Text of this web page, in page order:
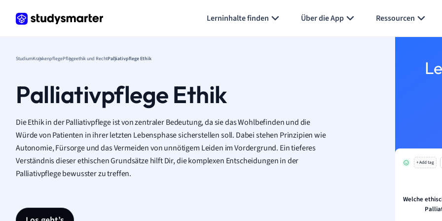
Lerninhalte finden Über die App Ressourcen
StudiumKrankenpflegePflegeethik und RechtPalliativpflege Ethik
Palliativpflege Ethik
Die Ethik in der Palliativpflege ist von zentraler Bedeutung, da sie das Wohlbefinden und die
Würde von Patienten in ihrer letzten Lebensphase sicherstellen soll. Dabei stehen Prinzipien wie
Autonomie, Fürsorge und das Vermeiden von unnötigem Leiden im Vordergrund. Ein tieferes
Verständnis dieser ethischen Grundsätze hilft Dir, die komplexen Entscheidungen in der
Palliativpflege bewusster zu treffen.
+ Add tag
Welche